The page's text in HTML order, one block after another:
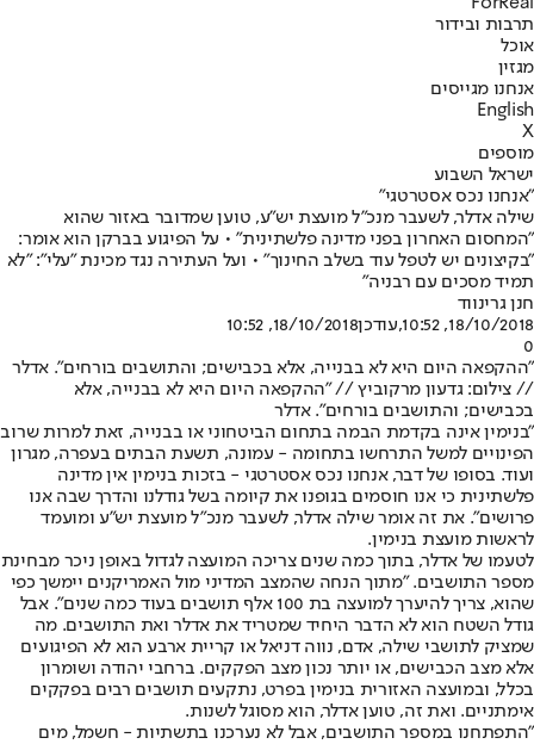
תרבות ובידור
אוכל
מגזין
אנחנו מגייסים
English
X
מוספים
ישראל השבוע
"אנחנו נכס אסטרטגי"
שילה אדלר, לשעבר מנכ"ל מועצת יש"ע, טוען שמדובר באזור שהוא
"המחסום האחרון בפני מדינה פלשתינית" • על הפיגוע בברקן הוא אומר:
"בקיצונים יש לטפל עוד בשלב החינוך" • ועל העתירה נגד מכינת "עלי": "לא
תמיד מסכים עם רבניה"
חנן גרינווד
18/10/2018, 10:52
,עודכן18/10/2018, 10:52
0
"ההקפאה היום היא לא בבנייה, אלא בכבישים; והתושבים בורחים". אדלר
// צילום: גדעון מרקוביץ // "ההקפאה היום היא לא בבנייה, אלא
בכבישים; והתושבים בורחים". אדלר
"בנימין אינה בקדמת הבמה בתחום הביטחוני או בבנייה, זאת למרות שרוב
הפינויים למשל התרחשו בתחומה - עמונה, תשעת הבתים בעפרה, מגרון
ועוד. בסופו של דבר, אנחנו נכס אסטרטגי - בזכות בנימין אין מדינה
פלשתינית כי אנו חוסמים בגופנו את קיומה בשל גודלנו והדרך שבה אנו
פרושים". את זה אומר שילה אדלר, לשעבר מנכ"ל מועצת יש"ע ומועמד
לראשות מועצת בנימין.
לטעמו של אדלר, בתוך כמה שנים צריכה המועצה לגדול באופן ניכר מבחינת
מספר התושבים. "מתוך הנחה שהמצב המדיני מול האמריקנים יימשך כפי
שהוא, צריך להיערך למועצה בת 100 אלף תושבים בעוד כמה שנים". אבל
גודל השטח הוא לא הדבר היחיד שמטריד את אדלר ואת התושבים. מה
שמציק לתושבי שילה, אדם, נווה דניאל או קריית ארבע הוא לא הפיגועים
אלא מצב הכבישים, או יותר נכון מצב הפקקים. ברחבי יהודה ושומרון
בכלל, ובמועצה האזורית בנימין בפרט, נתקעים תושבים רבים בפקקים
אימתניים. ואת זה, טוען אדלר, הוא מסוגל לשנות.
"התפתחנו במספר התושבים, אבל לא נערכנו בתשתיות - חשמל, מים